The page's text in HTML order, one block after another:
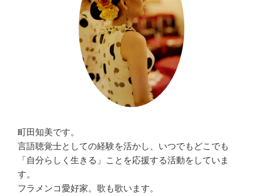
町田知美です。
言語聴覚士としての経験を活かし、いつでもどこでも
「自分らしく生きる」ことを応援する活動をしていま
す。
フラメンコ愛好家。歌も歌います。